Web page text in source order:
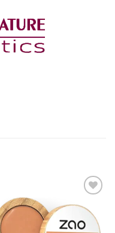
Añadir
a la
lista de
deseos